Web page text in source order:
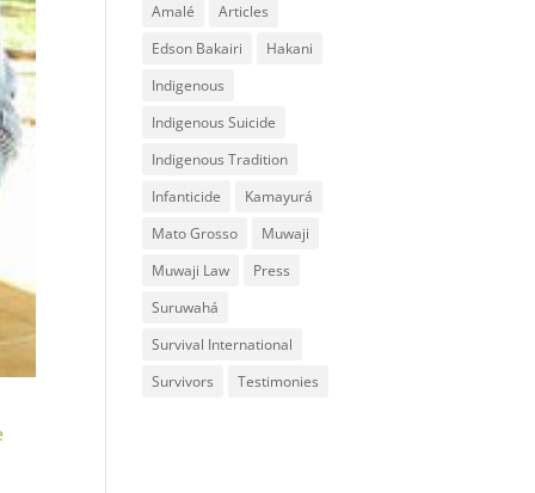
Amalé
Articles
Edson Bakairi
Hakani
Indigenous
Indigenous Suicide
Indigenous Tradition
Infanticide
Kamayurá
Mato Grosso
Muwaji
Muwaji Law
Press
Suruwahá
Survival International
Survivors
Testimonies